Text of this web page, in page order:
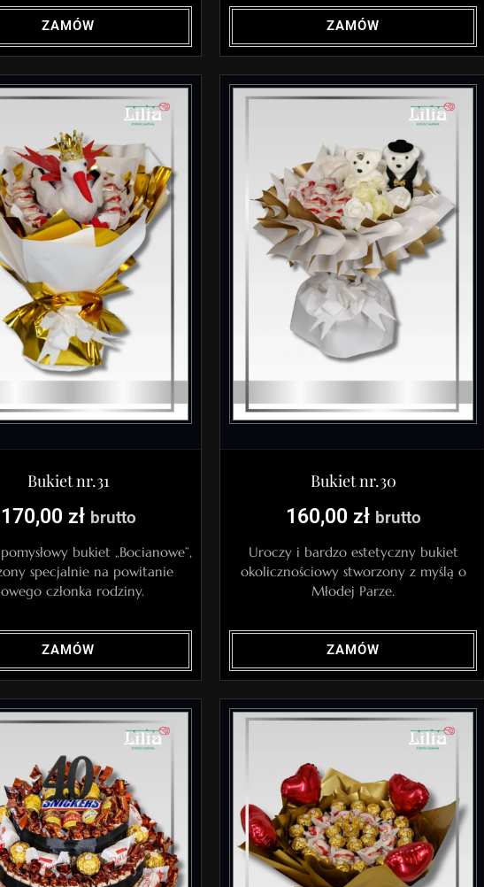
ZAMÓW ZAMÓW
Bukiet nr.31
170,00 zł brutto
bukiet „Bocianowe”,
specjalnie na powitanie
członka rodziny.
ZAMÓW
Bukiet nr.30
160,00 zł brutto
Uroczy i bardzo estetyczny bukiet
okolicznościowy stworzony z myślą o
Młodej Parze.
ZAMÓW